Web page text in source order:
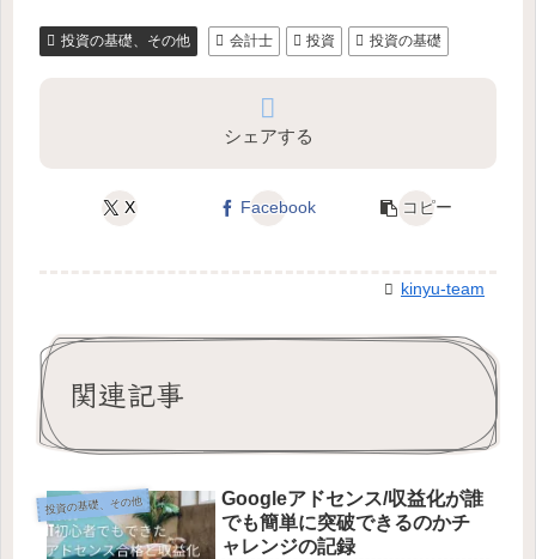
投資の基礎、その他 会計士 投資 投資の基礎
シェアする
X Facebook コピー
kinyu-team
関連記事
投資の基礎、その他
Googleアドセンス/収益化が誰
でも簡単に突破できるのかチ
ャレンジの記録